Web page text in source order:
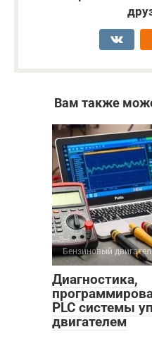
Вам также
Бензиновый
Диагностика,
PLC системы
двигателем